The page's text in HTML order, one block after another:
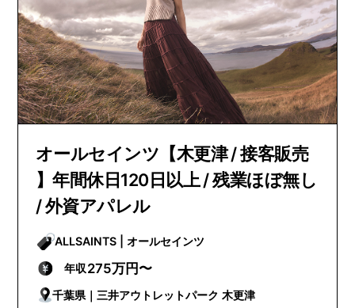
オールセインツ【木更津 / 接客販売
】年間休日120日以上 / 残業ほぼ無し
/ 外資アパレル
ALLSAINTS | オールセインツ
年収275万円〜
千葉県｜三井アウトレットパーク 木更津